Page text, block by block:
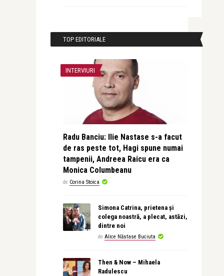
TOP EDITORIALE
INTERVIURI
Radu Banciu: Ilie Nastase s-a facut
de ras peste tot, Hagi spune numai
tampenii, Andreea Raicu era ca
Monica Columbeanu
de Corina Stoica
Simona Catrina, prietena și
colega noastră, a plecat, astăzi,
dintre noi
de Alice Năstase Buciuta
Then & Now – Mihaela
Radulescu